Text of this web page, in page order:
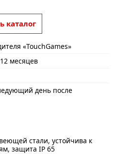
каталог
«TouchGames»
месяцев
день после
стали, устойчива к
защита IP 65